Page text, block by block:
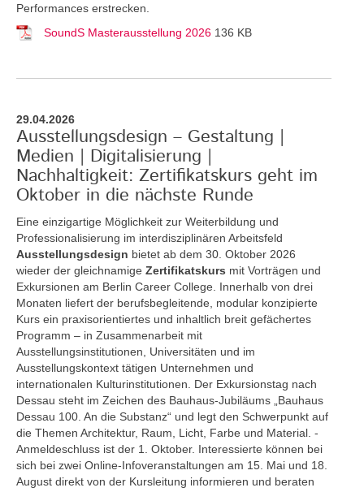
Performances erstrecken.
SoundS Masterausstellung 2026 136 KB
29.04.2026
Ausstellungsdesign – Gestaltung |
Medien | Digitalisierung |
Nachhaltigkeit: Zertifikatskurs geht im
Oktober in die nächste Runde
Eine einzigartige Möglichkeit zur Weiterbildung und
Professionalisierung im interdisziplinären Arbeitsfeld
Ausstellungsdesign bietet ab dem 30. Oktober 2026
wieder der gleichnamige Zertifikatskurs mit Vorträgen und
Exkursionen am Berlin Career College. Innerhalb von drei
Monaten liefert der berufsbegleitende, modular konzipierte
Kurs ein praxisorientiertes und inhaltlich breit gefächertes
Programm – in Zusammenarbeit mit
Ausstellungsinstitutionen, Universitäten und im
Ausstellungskontext tätigen Unternehmen und
internationalen Kulturinstitutionen. Der Exkursionstag nach
Dessau steht im Zeichen des Bauhaus-Jubiläums „Bauhaus
Dessau 100. An die Substanz“ und legt den Schwerpunkt auf
die Themen Architektur, Raum, Licht, Farbe und Material. -
Anmeldeschluss ist der 1. Oktober. Interessierte können bei
sich bei zwei Online-Infoveranstaltungen am 15. Mai und 18.
August direkt von der Kursleitung informieren und beraten